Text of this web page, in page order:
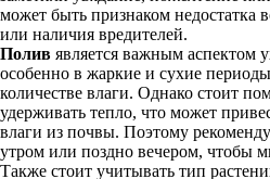
может быть признаком недостатка
или наличия вредителей.
Полив является важным аспектом
особенно в жаркие и сухие
количестве влаги. Однако стоит
удерживать тепло, что может
влаги из почвы. Поэтому
утром или поздно вечером, чтобы
Также стоит учитывать тип